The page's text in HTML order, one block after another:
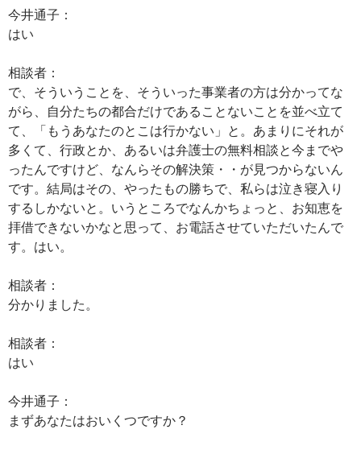
今井通子：
はい
相談者：
で、そういうことを、そういった事業者の方は分かってな
がら、自分たちの都合だけであることないことを並べ立て
て、「もうあなたのとこは行かない」と。あまりにそれが
多くて、行政とか、あるいは弁護士の無料相談と今までや
ったんですけど、なんらその解決策・・が見つからないん
です。結局はその、やったもの勝ちで、私らは泣き寝入り
するしかないと。いうところでなんかちょっと、お知恵を
拝借できないかなと思って、お電話させていただいたんで
す。はい。
相談者：
分かりました。
相談者：
はい
今井通子：
まずあなたはおいくつですか？